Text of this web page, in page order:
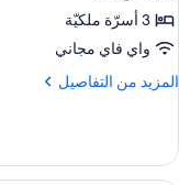
-
منظر
للميناء
3 أسرّة ملكيّة
واي فاي مجاني
المزيد من التفاصيل
المزيد
جناح
فاخر